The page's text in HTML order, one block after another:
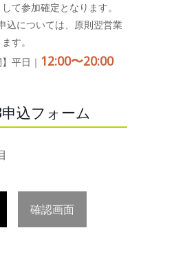
て参加確定となります。
込については、原則翌営業
す。
平日｜ 12:00〜20:00
申込フォーム
確認画面